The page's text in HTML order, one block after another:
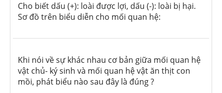
Cho biết dấu (+): loài được lợi, dấu (-): loài bị hại.
Sơ đồ trên biểu diễn cho mối quan hệ:
Khi nói về sự khác nhau cơ bản giữa mối quan hệ
vật chủ- ký sinh và mối quan hệ vật ăn thịt con
mồi, phát biểu nào sau đây là đúng ?